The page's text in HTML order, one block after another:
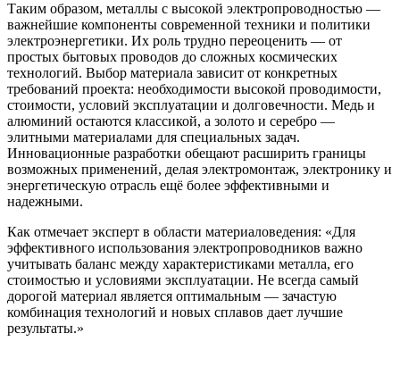
Таким образом, металлы с высокой электропроводностью —
важнейшие компоненты современной техники и политики
электроэнергетики. Их роль трудно переоценить — от
простых бытовых проводов до сложных космических
технологий. Выбор материала зависит от конкретных
требований проекта: необходимости высокой проводимости,
стоимости, условий эксплуатации и долговечности. Медь и
алюминий остаются классикой, а золото и серебро —
элитными материалами для специальных задач.
Инновационные разработки обещают расширить границы
возможных применений, делая электромонтаж, электронику и
энергетическую отрасль ещё более эффективными и
надежными.
Как отмечает эксперт в области материаловедения: «Для
эффективного использования электропроводников важно
учитывать баланс между характеристиками металла, его
стоимостью и условиями эксплуатации. Не всегда самый
дорогой материал является оптимальным — зачастую
комбинация технологий и новых сплавов дает лучшие
результаты.»